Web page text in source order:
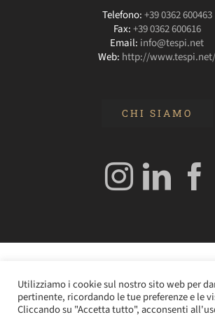
Telefono:+39 0362 600463
Fax:+39 0362 600616
Email: info@tespi.net
Web: http://www.tespi.net/
CHI SIAMO
Angelo Frigerio -Cookie Policy–
0362610964
Utilizziamo i cookie sul nostro sito web per
pertinente, ricordando le tue preferenze e le
Cliccando su "Accetta tutto", acconsenti